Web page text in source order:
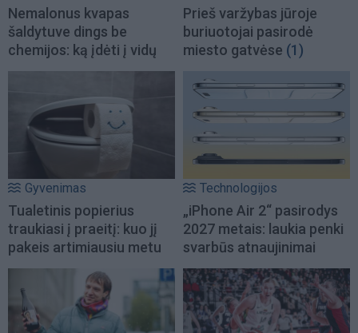
Nemalonus kvapas
šaldytuve dings be
chemijos: ką įdėti į vidų
Prieš varžybas jūroje
buriuotojai pasirodė
miesto gatvėse (1)
Gyvenimas
Tualetinis popierius
traukiasi į praeitį: kuo jį
pakeis artimiausiu metu
Technologijos
„iPhone Air 2“ pasirodys
2027 metais: laukia penki
svarbūs atnaujinimai